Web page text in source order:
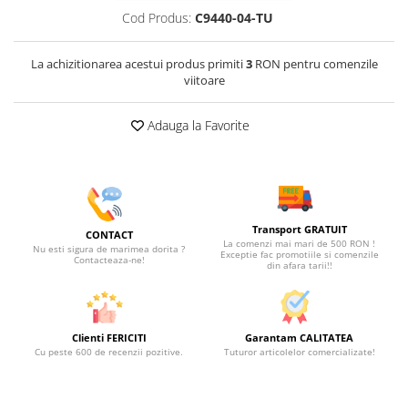
Cod Produs: C9440-04-TU
La achizitionarea acestui produs primiti3RON pentru comenzile
viitoare
Adauga la Favorite
CONTACT
Nu esti sigura de marimea dorita ?
Contacteaza-ne!
Transport GRATUIT
La comenzi mai mari de 500 RON !
Exceptie fac promotiile si comenzile
din afara tarii!!
Clienti FERICITI
Cu peste 600 de recenzii pozitive.
Garantam CALITATEA
Tuturor articolelor comercializate!